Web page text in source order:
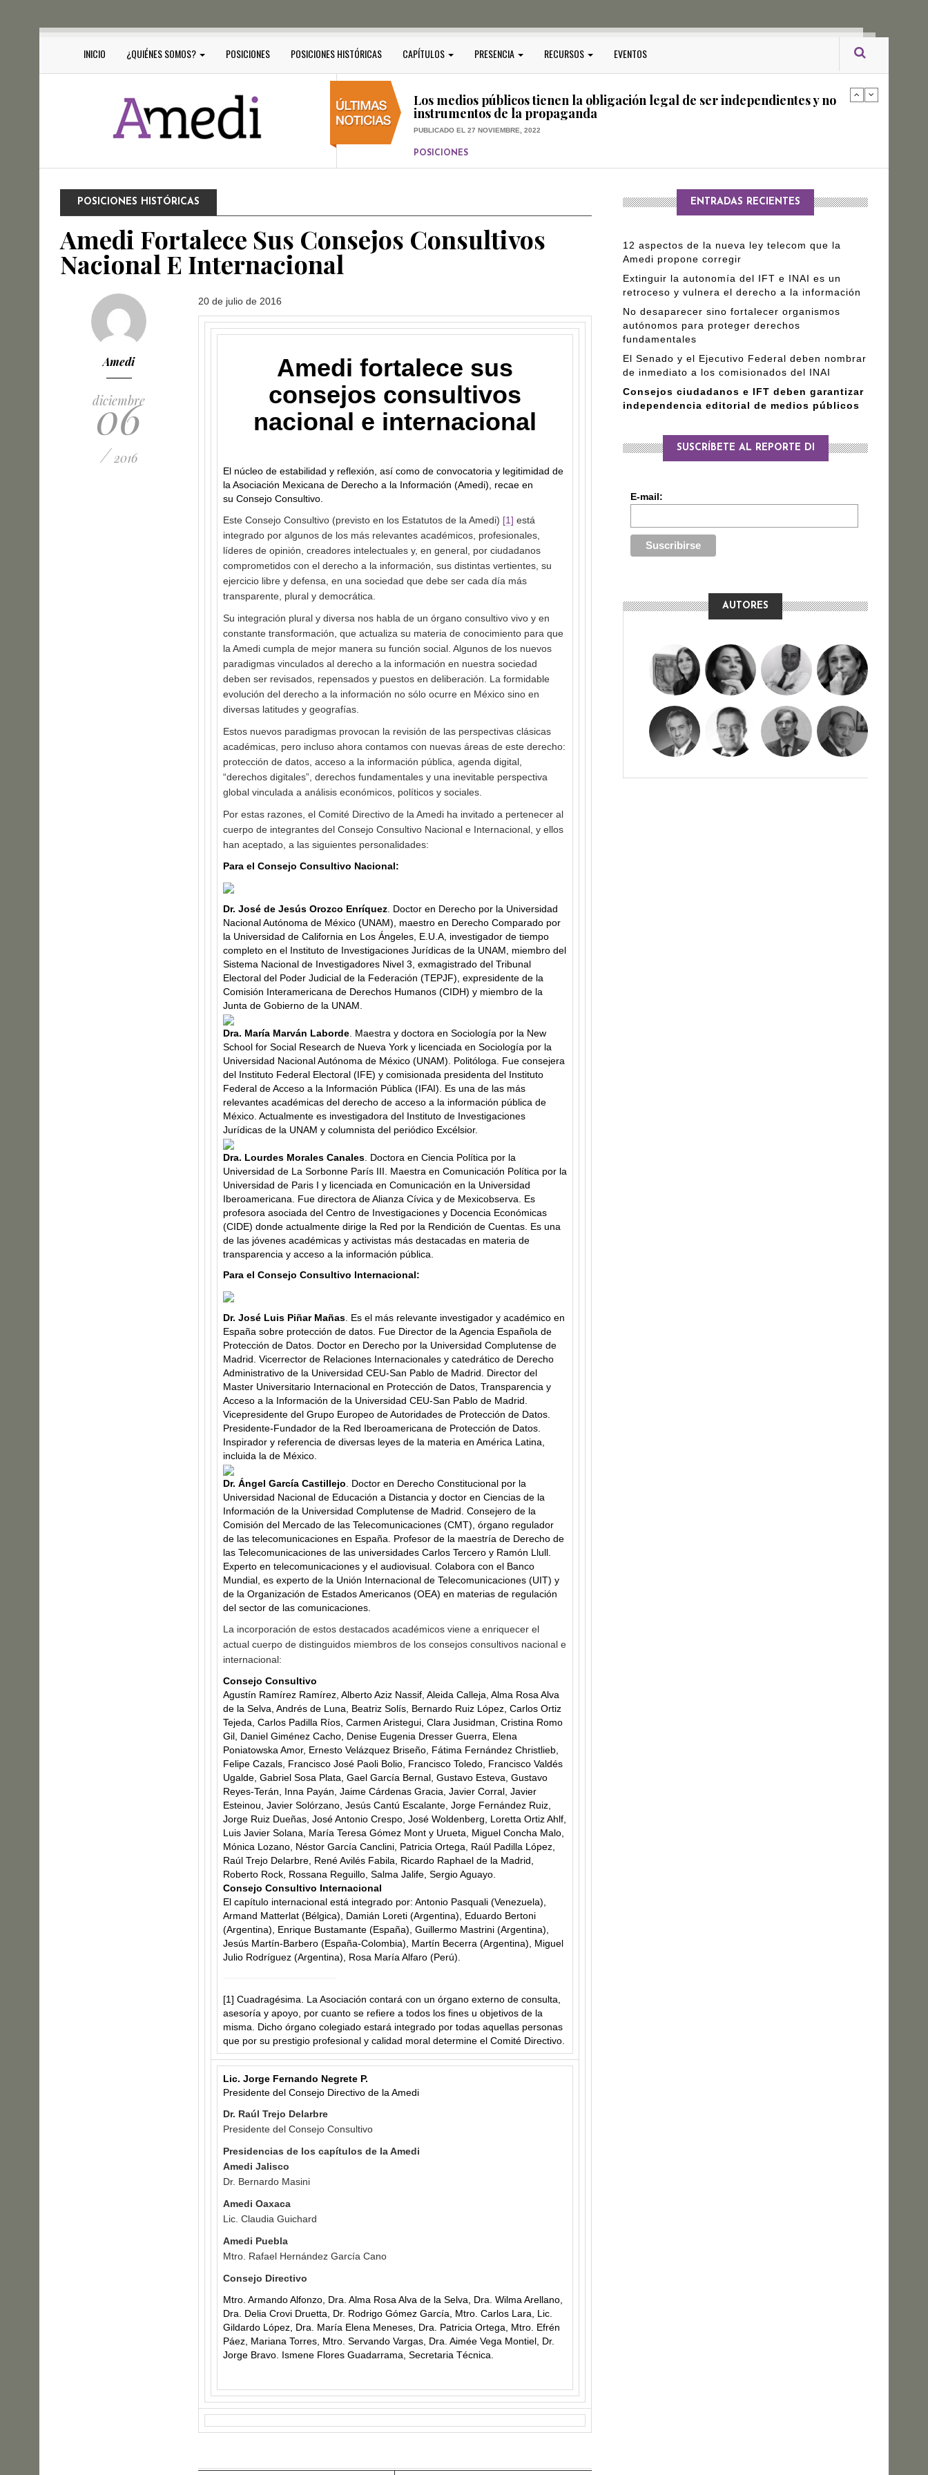
INICIO ¿QUIÉNES SOMOS? POSICIONES POSICIONES HISTÓRICAS CAPÍTULOS PRESENCIA RECURSOS EVENTOS
PUBLICADO EL 17 DICIEMBRE, 2022
Los medios públicos tienen la obligación legal de ser independientes y no
instrumentos de la propaganda
PUBLICADO EL 27 NOVIEMBRE, 2022
POSICIONES
Consejos ciudadanos e IFT deben garantizar independencia editorial de
POSICIONES HISTÓRICAS
Amedi Fortalece Sus Consejos Consultivos
Nacional E Internacional
Amedi
diciembre
06
/ 2016
20 de julio de 2016
Amedi fortalece sus
consejos consultivos
nacional e internacional
El núcleo de estabilidad y reflexión, así como de convocatoria y legitimidad de
la Asociación Mexicana de Derecho a la Información (Amedi), recae en
su Consejo Consultivo.
Este Consejo Consultivo (previsto en los Estatutos de la Amedi) [1] está
integrado por algunos de los más relevantes académicos, profesionales,
líderes de opinión, creadores intelectuales y, en general, por ciudadanos
comprometidos con el derecho a la información, sus distintas vertientes, su
ejercicio libre y defensa, en una sociedad que debe ser cada día más
transparente, plural y democrática.
Su integración plural y diversa nos habla de un órgano consultivo vivo y en
constante transformación, que actualiza su materia de conocimiento para que
la Amedi cumpla de mejor manera su función social. Algunos de los nuevos
paradigmas vinculados al derecho a la información en nuestra sociedad
deben ser revisados, repensados y puestos en deliberación. La formidable
evolución del derecho a la información no sólo ocurre en México sino en
diversas latitudes y geografías.
Estos nuevos paradigmas provocan la revisión de las perspectivas clásicas
académicas, pero incluso ahora contamos con nuevas áreas de este derecho:
protección de datos, acceso a la información pública, agenda digital,
“derechos digitales”, derechos fundamentales y una inevitable perspectiva
global vinculada a análisis económicos, políticos y sociales.
Por estas razones, el Comité Directivo de la Amedi ha invitado a pertenecer al
cuerpo de integrantes del Consejo Consultivo Nacional e Internacional, y ellos
han aceptado, a las siguientes personalidades:
Para el Consejo Consultivo Nacional:
Dr. José de Jesús Orozco Enríquez . Doctor en Derecho por la Universidad
Nacional Autónoma de México (UNAM), maestro en Derecho Comparado por
la Universidad de California en Los Ángeles, E.U.A, investigador de tiempo
completo en el Instituto de Investigaciones Jurídicas de la UNAM, miembro del
Sistema Nacional de Investigadores Nivel 3, exmagistrado del Tribunal
Electoral del Poder Judicial de la Federación (TEPJF), expresidente de la
Comisión Interamericana de Derechos Humanos (CIDH) y miembro de la
Junta de Gobierno de la UNAM.
Dra. María Marván Laborde . Maestra y doctora en Sociología por la New
School for Social Research de Nueva York y licenciada en Sociología por la
Universidad Nacional Autónoma de México (UNAM). Politóloga. Fue consejera
del Instituto Federal Electoral (IFE) y comisionada presidenta del Instituto
Federal de Acceso a la Información Pública (IFAI). Es una de las más
relevantes académicas del derecho de acceso a la información pública de
México. Actualmente es investigadora del Instituto de Investigaciones
Jurídicas de la UNAM y columnista del periódico Excélsior.
Dra. Lourdes Morales Canales . Doctora en Ciencia Política por la
Universidad de La Sorbonne París III. Maestra en Comunicación Política por la
Universidad de Paris I y licenciada en Comunicación en la Universidad
Iberoamericana. Fue directora de Alianza Cívica y de Mexicobserva. Es
profesora asociada del Centro de Investigaciones y Docencia Económicas
(CIDE) donde actualmente dirige la Red por la Rendición de Cuentas. Es una
de las jóvenes académicas y activistas más destacadas en materia de
transparencia y acceso a la información pública.
Para el Consejo Consultivo Internacional:
Dr. José Luis Piñar Mañas . Es el más relevante investigador y académico en
España sobre protección de datos. Fue Director de la Agencia Española de
Protección de Datos. Doctor en Derecho por la Universidad Complutense de
Madrid. Vicerrector de Relaciones Internacionales y catedrático de Derecho
Administrativo de la Universidad CEU-San Pablo de Madrid. Director del
Master Universitario Internacional en Protección de Datos, Transparencia y
Acceso a la Información de la Universidad CEU-San Pablo de Madrid.
Vicepresidente del Grupo Europeo de Autoridades de Protección de Datos.
Presidente-Fundador de la Red Iberoamericana de Protección de Datos.
Inspirador y referencia de diversas leyes de la materia en América Latina,
incluida la de México.
Dr. Ángel García Castillejo . Doctor en Derecho Constitucional por la
Universidad Nacional de Educación a Distancia y doctor en Ciencias de la
Información de la Universidad Complutense de Madrid. Consejero de la
Comisión del Mercado de las Telecomunicaciones (CMT), órgano regulador
de las telecomunicaciones en España. Profesor de la maestría de Derecho de
las Telecomunicaciones de las universidades Carlos Tercero y Ramón Llull.
Experto en telecomunicaciones y el audiovisual. Colabora con el Banco
Mundial, es experto de la Unión Internacional de Telecomunicaciones (UIT) y
de la Organización de Estados Americanos (OEA) en materias de regulación
del sector de las comunicaciones.
La incorporación de estos destacados académicos viene a enriquecer el
actual cuerpo de distinguidos miembros de los consejos consultivos nacional e
internacional:
Consejo Consultivo
Agustín Ramírez Ramírez, Alberto Aziz Nassif, Aleida Calleja, Alma Rosa Alva
de la Selva, Andrés de Luna, Beatriz Solís, Bernardo Ruiz López, Carlos Ortiz
Tejeda, Carlos Padilla Ríos, Carmen Aristegui, Clara Jusidman, Cristina Romo
Gil, Daniel Giménez Cacho, Denise Eugenia Dresser Guerra, Elena
Poniatowska Amor, Ernesto Velázquez Briseño, Fátima Fernández Christlieb,
Felipe Cazals, Francisco José Paoli Bolio, Francisco Toledo, Francisco Valdés
Ugalde, Gabriel Sosa Plata, Gael García Bernal, Gustavo Esteva, Gustavo
Reyes-Terán, Inna Payán, Jaime Cárdenas Gracia, Javier Corral, Javier
Esteinou, Javier Solórzano, Jesús Cantú Escalante, Jorge Fernández Ruiz,
Jorge Ruiz Dueñas, José Antonio Crespo, José Woldenberg, Loretta Ortiz Ahlf,
Luis Javier Solana, María Teresa Gómez Mont y Urueta, Miguel Concha Malo,
Mónica Lozano, Néstor García Canclini, Patricia Ortega, Raúl Padilla López,
Raúl Trejo Delarbre, René Avilés Fabila, Ricardo Raphael de la Madrid,
Roberto Rock, Rossana Reguillo, Salma Jalife, Sergio Aguayo.
Consejo Consultivo Internacional
El capítulo internacional está integrado por: Antonio Pasquali (Venezuela),
Armand Matterlat (Bélgica), Damián Loreti (Argentina), Eduardo Bertoni
(Argentina), Enrique Bustamante (España), Guillermo Mastrini (Argentina),
Jesús Martín-Barbero (España-Colombia), Martín Becerra (Argentina), Miguel
Julio Rodríguez (Argentina), Rosa María Alfaro (Perú).
[1] Cuadragésima. La Asociación contará con un órgano externo de consulta,
asesoría y apoyo, por cuanto se refiere a todos los fines u objetivos de la
misma. Dicho órgano colegiado estará integrado por todas aquellas personas
que por su prestigio profesional y calidad moral determine el Comité Directivo.
Lic. Jorge Fernando Negrete P.
Presidente del Consejo Directivo de la Amedi
Dr. Raúl Trejo Delarbre
Presidente del Consejo Consultivo
Presidencias de los capítulos de la Amedi
Amedi Jalisco
Dr. Bernardo Masini
Amedi Oaxaca
Lic. Claudia Guichard
Amedi Puebla
Mtro. Rafael Hernández García Cano
Consejo Directivo
Mtro. Armando Alfonzo, Dra. Alma Rosa Alva de la Selva, Dra. Wilma Arellano,
Dra. Delia Crovi Druetta, Dr. Rodrigo Gómez García, Mtro. Carlos Lara, Lic.
Gildardo López, Dra. María Elena Meneses, Dra. Patricia Ortega, Mtro. Efrén
Páez, Mariana Torres, Mtro. Servando Vargas, Dra. Aimée Vega Montiel, Dr.
Jorge Bravo. Ismene Flores Guadarrama, Secretaria Técnica.
ENTRADAS RECIENTES
12 aspectos de la nueva ley telecom que la
Amedi propone corregir
Extinguir la autonomía del IFT e INAI es un
retroceso y vulnera el derecho a la información
No desaparecer sino fortalecer organismos
autónomos para proteger derechos
fundamentales
El Senado y el Ejecutivo Federal deben nombrar
de inmediato a los comisionados del INAI
Consejos ciudadanos e IFT deben garantizar
independencia editorial de medios públicos
SUSCRÍBETE AL REPORTE DI
E-mail:
AUTORES